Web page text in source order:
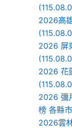
2026高
2026 屏
2026 花
2026 彌
榜 各縣
2026雲